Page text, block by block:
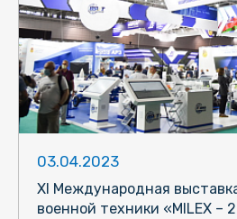
03.04.2023
ХI Международная
военной техники «MILEX –